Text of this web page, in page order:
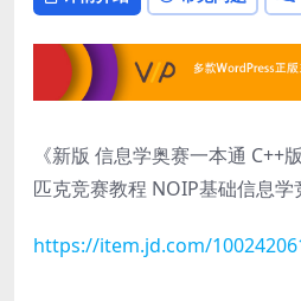
《新版 信息学奥赛一本通 C++
匹克竞赛教程 NOIP基础信息学
https://item.jd.com/